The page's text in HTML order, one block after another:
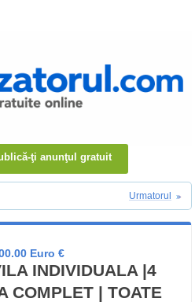
ţi anunţul gratuit
Urmatorul
Euro €
INDIVIDUALA |4
COMPLET | TOATE